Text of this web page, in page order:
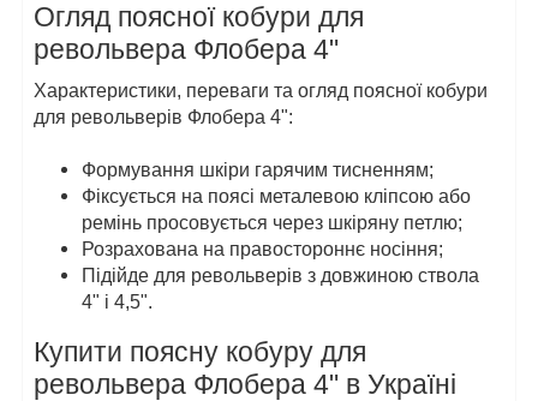
Огляд поясної кобури для
револьвера Флобера 4"
Характеристики, переваги та огляд поясної кобури
для револьверів Флобера 4":
Формування шкіри гарячим тисненням;
Фіксується на поясі металевою кліпсою або
ремінь просовується через шкіряну петлю;
Розрахована на правостороннє носіння;
Підійде для револьверів з довжиною ствола
4" і 4,5".
Купити поясну кобуру для
револьвера Флобера 4" в Україні